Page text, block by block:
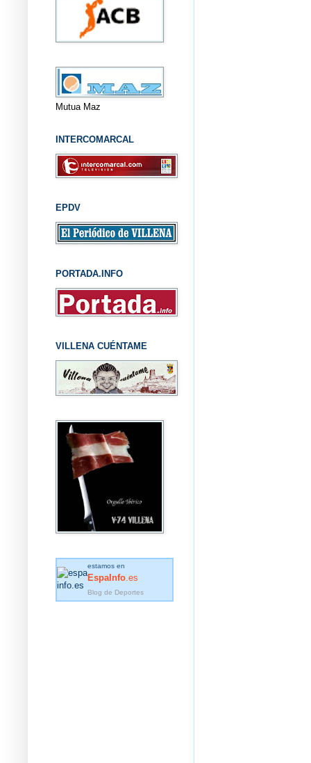
Mutua Maz
INTERCOMARCAL
EPDV
PORTADA.INFO
VILLENA CUÉNTAME
estamos en
EspaInfo .es
Blog de Deportes